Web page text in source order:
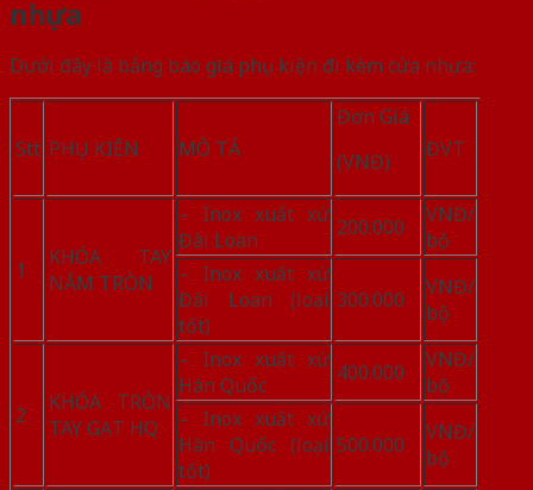
nhựa
Dưới đây là bảng báo giá phụ kiện đi kèm cửa nhựa:
Stt PHỤ KIỆN MÔ TẢ
Đơn Giá
(VNĐ)
ĐVT
1
KHÓA TAY
NẮM TRÒN
– Inox xuất xứ
Đài Loan
200.000
VNĐ/
bộ
– Inox xuất xứ
Đài Loan (loại
tốt)
300.000
VNĐ/
bộ
2
KHÓA TRÒN
TAY GẠT HQ
– Inox xuất xứ
Hàn Quốc
400.000
VNĐ/
bộ
– Inox xuất xứ
Hàn Quốc (loại
tốt)
500.000
VNĐ/
bộ